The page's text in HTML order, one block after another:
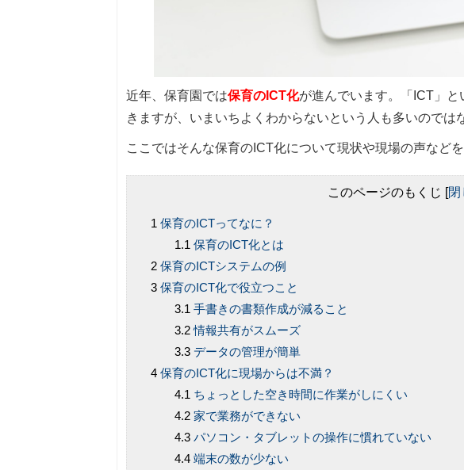
近年、保育園では保育のICT化が進んでいます。「ICT」
きますが、いまいちよくわからないという人も多いのでは
ここではそんな保育のICT化について現状や現場の声など
このページのもくじ [閉
保育のICTってなに？
保育のICT化とは
保育のICTシステムの例
保育のICT化で役立つこと
手書きの書類作成が減ること
情報共有がスムーズ
データの管理が簡単
保育のICT化に現場からは不満？
ちょっとした空き時間に作業がしにくい
家で業務ができない
パソコン・タブレットの操作に慣れていない
端末の数が少ない